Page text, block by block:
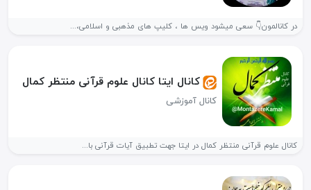
در کانالمون👇 سعی میشود ویس ها ، کلیپ های مذهبی و اسلامی،...
کانال ایتا کانال علوم قرآنی منتظر کمال
کانال آموزشی
کانال علوم قرآنی منتظر کمال در ایتا جهت تطبیق آیات قرآنی با...